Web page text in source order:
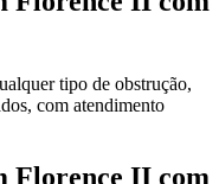
tipo de obstrução,
com atendimento
Florence II com